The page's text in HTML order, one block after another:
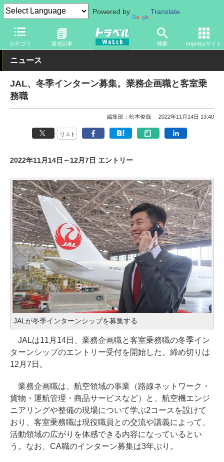
Powered by Translate
カテゴリ 過去記事 検索 Impressサイト
トラベル Watch 企業・政府・官庁 国内エアライン JAL
ニュース
JAL、冬季インターン募集。業務企画職と客室乗
務職
編集部：松本俊哉 2022年11月14日 13:40
リスト
2022年11月14日～12月7日 エントリー
JALが冬季インターンシップを募集する
JALは11月14日、業務企画職と客室乗務職の冬季イン
ターンシップのエントリー受付を開始した。締め切りは
12月7日。
業務企画職は、航空領域の事業（路線ネットワーク・
貨物・運航管理・商品サービスなど）と、航空機エンジ
ニアリングや整備の現場について学ぶ2コースを設けて
おり、客室乗務職は現役職員との交流や講義によって、
活動領域の広がりを体感できる内容になっているとい
う。なお、CA職のインターン募集は3年ぶり。